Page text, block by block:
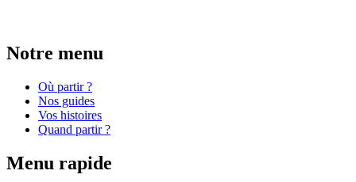
Notre menu
Où partir ?
Nos guides
Vos histoires
Quand partir ?
Menu rapide